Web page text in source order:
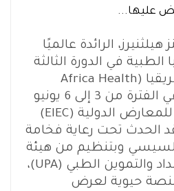
عليها...
الرائدة عالميًا
في الدورة الثالثة
من معرض صحة أفريقيا (Africa Health
ExCon)، الذي أقيم في الفترة من 3 إلى 6 يونيو
2024 في مركز مصر للمعارض الدولية (EIEC)
الحدث تحت رعاية فخامة
السيسي وبتنظيم من هيئة
الشراء الموحد والإمداد والتموين الطبي (UPA)،
حيوية لعرض